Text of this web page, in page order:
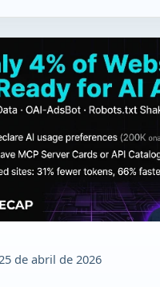
de abril de 2026